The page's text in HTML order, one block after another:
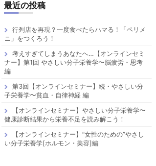
最近の投稿
行列店を再現？一度食べたらハマる！「ペリメ
ニ」をつくろう！
考えすぎてしまうあなたへ…【オンラインセミ
ナー】第1回 やさしい分子栄養学〜脳疲労・思考
編
第3回【オンラインセミナー】続・やさしい分
子栄養学〜貧血・自律神経 編
【オンラインセミナー】やさしい分子栄養学〜
健康診断結果から栄養不足を読み解こう！
【オンラインセミナー】”女性のための”やさし
い分子栄養学[ホルモン・美容]編